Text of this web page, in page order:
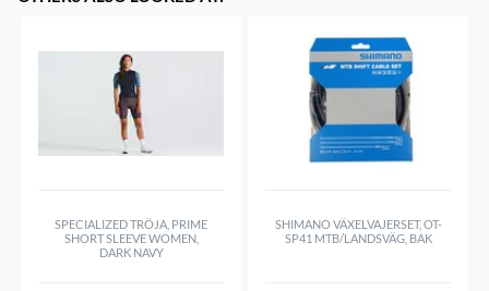
Sammansättning
Sintrade/Metall
Sintrade/Metall
Resin/Organiska
SPECIALIZED TRÖJA, PRIME
SHORT SLEEVE WOMEN,
DARK NAVY
SHIMANO VÄXELVAJERSET, OT-
SP41 MTB/LANDSVÄG, BAK